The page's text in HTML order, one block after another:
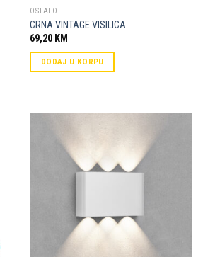
OSTALO
CRNA VINTAGE VISILICA
69,20 KM
DODAJ U KORPU